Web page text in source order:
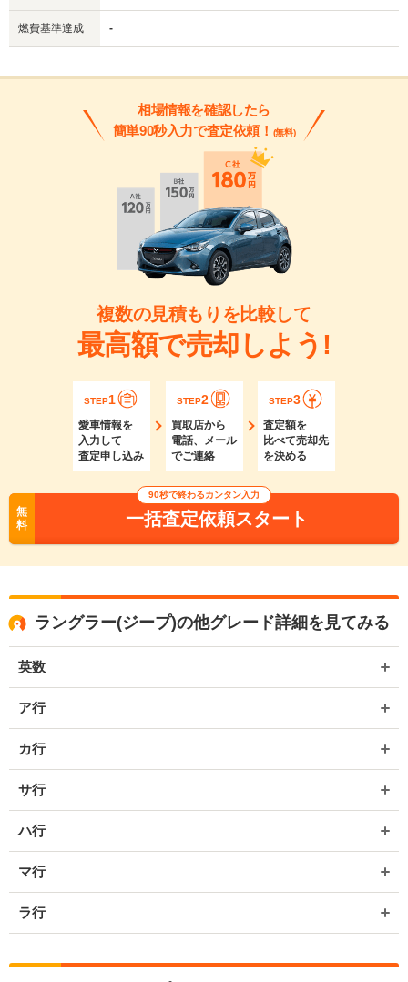
燃費基準達成 -
相場情報を確認したら
簡単90秒入力で査定依頼！ (無料)
複数の見積もりを比較して
最高額で売却しよう!
STEP1
愛車情報を
入力して
査定申し込み
STEP2
買取店から
電話、メール
でご連絡
STEP3
査定額を
比べて売却先
を決める
無
料
90秒で終わるカンタン入力
一括査定依頼スタート
ラングラー(ジープ)の他グレード詳細を見てみる
英数
ア行
カ行
サ行
ハ行
マ行
ラ行